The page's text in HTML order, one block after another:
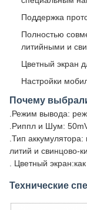
Поддержка
Полностью
литийными и
Цветный экран
Настройки
Почему
.Режим вывода:
.Риппл и Шум:
.Тип
литий и свинцово-
. Цветный
Технические